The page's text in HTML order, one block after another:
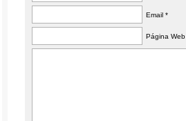
Email *
Página Web